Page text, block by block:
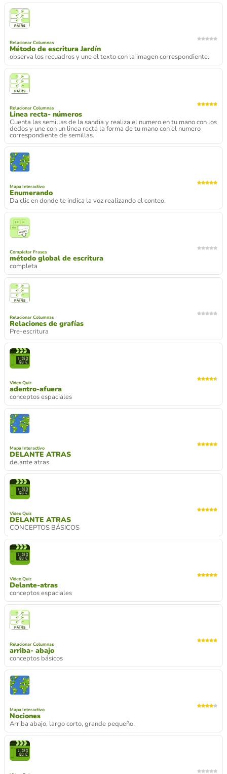
Relacionar Columnas
Método de escritura Jardín
observa los recuadros y une el texto con la imagen correspondiente.
Relacionar Columnas
Linea recta- números
Cuenta las semillas de la sandia y realiza el numero en tu mano con los
dedos y une con un linea recta la forma de tu mano con el numero
correspondiente de semillas.
Mapa Interactivo
Enumerando
Da clic en donde te indica la voz realizando el conteo.
Completar Frases
método global de escritura
completa
Relacionar Columnas
Relaciones de grafías
Pre-escritura
Video Quiz
adentro-afuera
conceptos espaciales
Mapa Interactivo
DELANTE ATRAS
delante atras
Video Quiz
DELANTE ATRAS
CONCEPTOS BÁSICOS
Video Quiz
Delante-atras
conceptos espaciales
Relacionar Columnas
arriba- abajo
conceptos básicos
Mapa Interactivo
Nociones
Arriba abajo, largo corto, grande pequeño.